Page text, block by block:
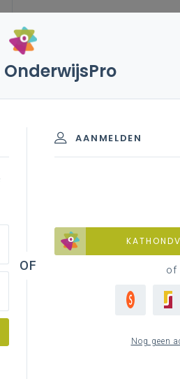
taalonderwijs frans (uitdovend)
pijlers van Frans.
AANMELDEN
of
Nog geen